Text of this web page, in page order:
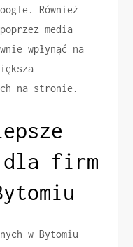
Również
media
wpłynąć na
na stronie.
dla firm
w Bytomiu